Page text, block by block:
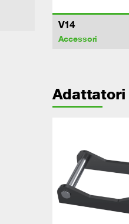
V14
Accessori
Adattatori